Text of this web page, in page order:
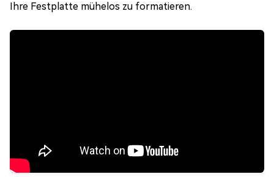
Ihre Festplatte mühelos zu formatieren.